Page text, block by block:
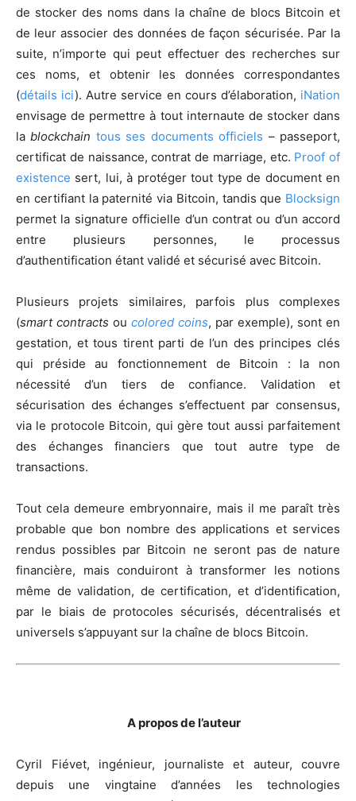
de stocker des noms dans la chaîne de blocs Bitcoin et
de leur associer des données de façon sécurisée. Par la
suite, n’importe qui peut effectuer des recherches sur
ces noms, et obtenir les données correspondantes
(détails ici). Autre service en cours d’élaboration, iNation
envisage de permettre à tout internaute de stocker dans
lablockchain tous ses documents officiels – passeport,
certificat de naissance, contrat de marriage, etc. Proof of
existence sert, lui, à protéger tout type de document en
en certifiant la paternité via Bitcoin, tandis que Blocksign
permet la signature officielle d’un contrat ou d’un accord
entre plusieurs personnes, le processus
d’authentification étant validé et sécurisé avec Bitcoin.
Plusieurs projets similaires, parfois plus complexes
(smart contracts ou colored coins, par exemple), sont en
gestation, et tous tirent parti de l’un des principes clés
qui préside au fonctionnement de Bitcoin : la non
nécessité d’un tiers de confiance. Validation et
sécurisation des échanges s’effectuent par consensus,
via le protocole Bitcoin, qui gère tout aussi parfaitement
des échanges financiers que tout autre type de
transactions.
Tout cela demeure embryonnaire, mais il me paraît très
probable que bon nombre des applications et services
rendus possibles par Bitcoin ne seront pas de nature
financière, mais conduiront à transformer les notions
même de validation, de certification, et d’identification,
par le biais de protocoles sécurisés, décentralisés et
universels s’appuyant sur la chaîne de blocs Bitcoin.
A propos de l’auteur
Cyril Fiévet, ingénieur, journaliste et auteur, couvre
depuis une vingtaine d’années les technologies